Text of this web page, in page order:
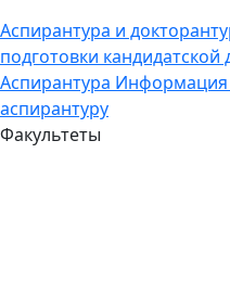
Аспирантура и
подготовки кандидатской
Аспирантура Информация
аспирантуру
Факультеты